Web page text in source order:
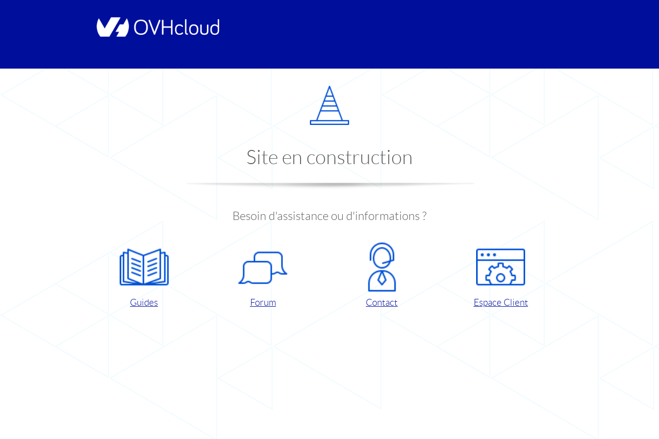
Site en construction
Besoin d'assistance ou d'informations ?
Guides Forum Contact Espace Client